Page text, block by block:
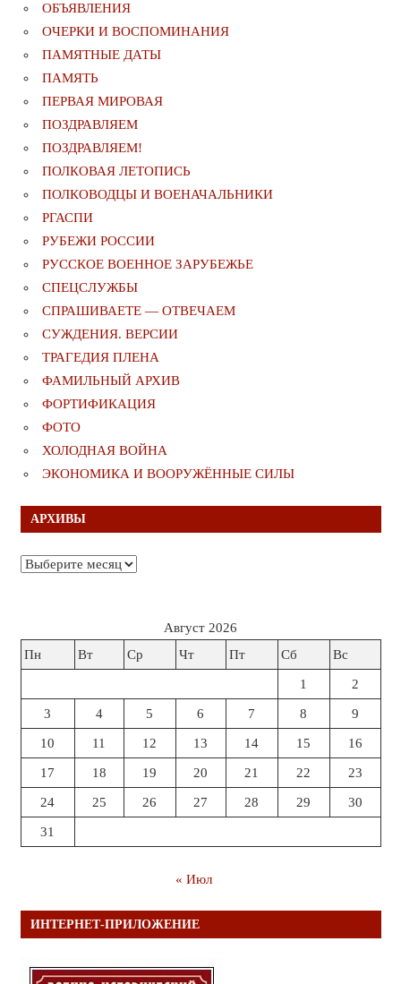
ОБЪЯВЛЕНИЯ
ОЧЕРКИ И ВОСПОМИНАНИЯ
ПАМЯТНЫЕ ДАТЫ
ПАМЯТЬ
ПЕРВАЯ МИРОВАЯ
ПОЗДРАВЛЯЕМ
ПОЗДРАВЛЯЕМ!
ПОЛКОВАЯ ЛЕТОПИСЬ
ПОЛКОВОДЦЫ И ВОЕНАЧАЛЬНИКИ
РГАСПИ
РУБЕЖИ РОССИИ
РУССКОЕ ВОЕННОЕ ЗАРУБЕЖЬЕ
СПЕЦСЛУЖБЫ
СПРАШИВАЕТЕ — ОТВЕЧАЕМ
СУЖДЕНИЯ. ВЕРСИИ
ТРАГЕДИЯ ПЛЕНА
ФАМИЛЬНЫЙ АРХИВ
ФОРТИФИКАЦИЯ
ФОТО
ХОЛОДНАЯ ВОЙНА
ЭКОНОМИКА И ВООРУЖЁННЫЕ СИЛЫ
АРХИВЫ
Архивы
Август 2026
Пн
Вт Ср Чт Пт Сб Вс
1 2
3 4 5 6 7 8 9
10 11 12 13 14 15 16
17 18 19 20 21 22 23
24 25 26 27 28 29 30
31
« Июл
ИНТЕРНЕТ-ПРИЛОЖЕНИЕ